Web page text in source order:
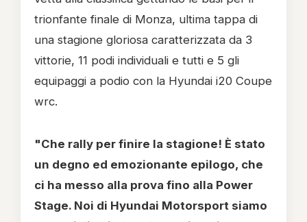
trionfante finale di Monza, ultima tappa di
una stagione gloriosa caratterizzata da 3
vittorie, 11 podi individuali e tutti e 5 gli
equipaggi a podio con la Hyundai i20 Coupe
wrc.
"Che rally per finire la stagione! È stato
un degno ed emozionante epilogo, che
ci ha messo alla prova fino alla Power
Stage. Noi di Hyundai Motorsport siamo